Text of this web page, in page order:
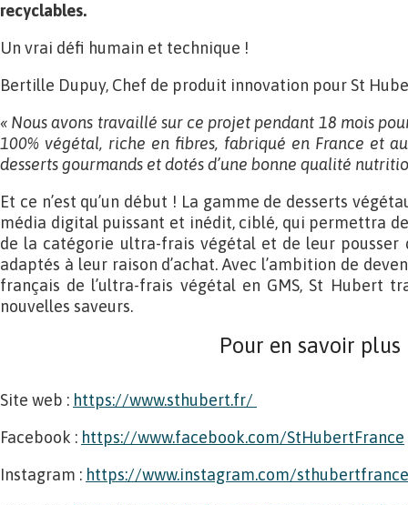
recyclables.
Un vrai défi humain et technique !
Bertille Dupuy, Chef de produit innovation pour St
« Nous avons travaillé sur ce projet pendant 18 mois
100% végétal, riche en fibres, fabriqué en France et
desserts gourmands et dotésd’une bonne qualité
Et ce n’est qu’un début ! La gamme de desserts
média digital puissant et inédit, ciblé, qui permettra
de la catégorie ultra-frais végétal et de leur pousser
adaptés à leur raison d’achat. Avec l’ambition de
français de l’ultra-frais végétal en GMS, St Hubert
nouvelles saveurs.
Pour en savoir plus
Site web : https://www.sthubert.fr/
Facebook : https://www.facebook.com/StHubertFrance
Instagram : https://www.instagram.com/